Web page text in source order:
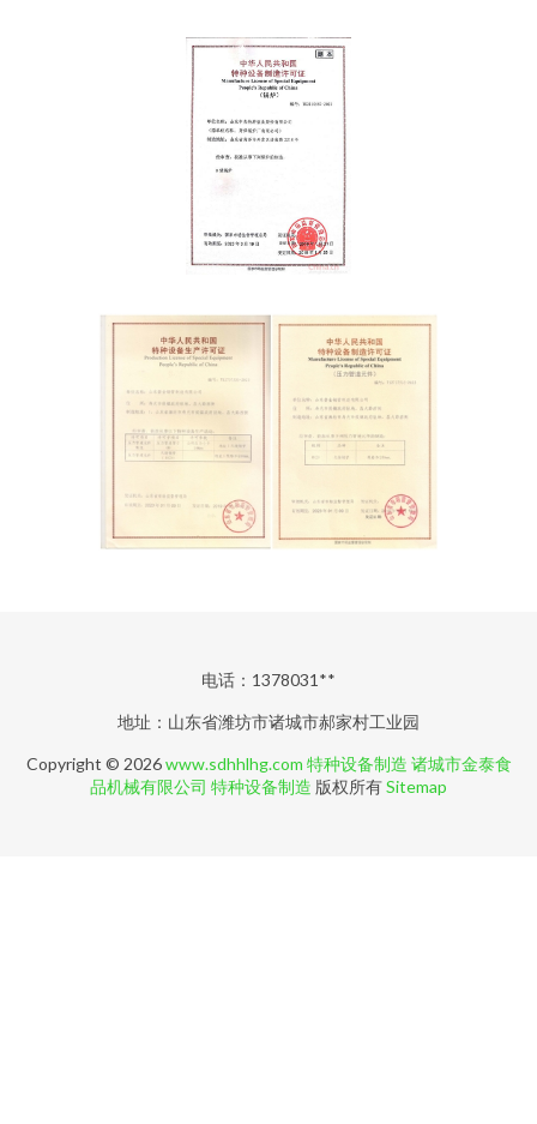
电话：1378031**
地址：山东省潍坊市诸城市郝家村工业园
Copyright © 2026www.sdhhlhg.com 特种设备制造 诸城市金泰食
品机械有限公司 特种设备制造 版权所有Sitemap